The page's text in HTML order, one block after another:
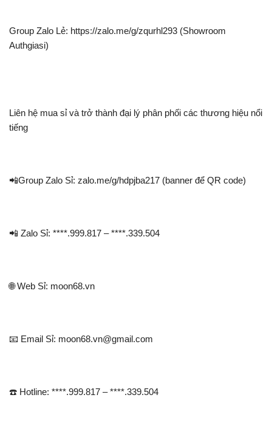
Group Zalo Lẻ: https://zalo.me/g/zqurhl293 (Showroom
Authgiasi)
Liên hệ mua sỉ và trở thành đại lý phân phối các thương hiệu nổi
tiếng
📲Group Zalo Sỉ: zalo.me/g/hdpjba217 (banner để QR code)
📲 Zalo Sỉ: ****.999.817 – ****.339.504
🌐 Web Sỉ: moon68.vn
📧 Email Sỉ: moon68.vn@gmail.com
☎️ Hotline: ****.999.817 – ****.339.504